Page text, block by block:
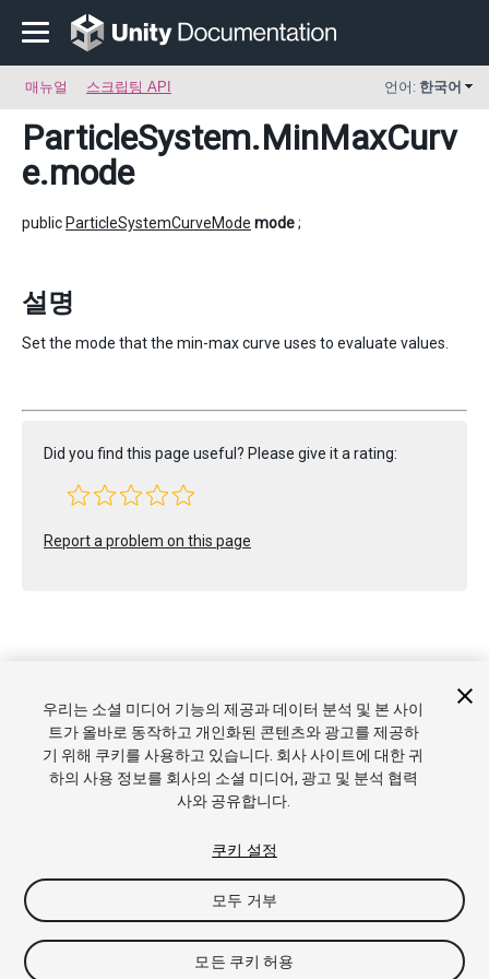
매뉴얼 스크립팅 API 언어: 한국어
ParticleSystem.MinMaxCurv
e.mode
public ParticleSystemCurveMode mode;
설명
Set the mode that the min-max curve uses to evaluate values.
Did you find this page useful? Please give it a rating:
Report a problem on this page
Copyright © 2020 Unity Technologies. Publication 2020.2
튜토리얼
커뮤니티 답변 기술 자료 포럼 에셋 스토어
및 이용약관
법률정보 개인정보처리방침 쿠키
내 개인정보 판
매 금지
쿠키 기본 설정
우리는 소셜 미디어 기능의 제공과 데이터 분석 및 본 사이
트가 올바로 동작하고 개인화된 콘텐츠와 광고를 제공하
기 위해 쿠키를 사용하고 있습니다. 회사 사이트에 대한 귀
하의 사용 정보를 회사의 소셜 미디어, 광고 및 분석 협력
사와 공유합니다.
쿠키 설정
모두 거부
모든 쿠키 허용